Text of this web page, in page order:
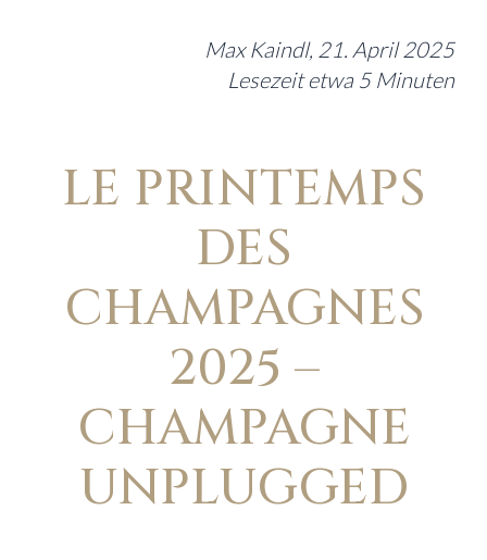
Max Kaindl, 21. April 2025
Lesezeit etwa 5 Minuten
LE PRINTEMPS
DES
CHAMPAGNES
2025 –
CHAMPAGNE
UNPLUGGED